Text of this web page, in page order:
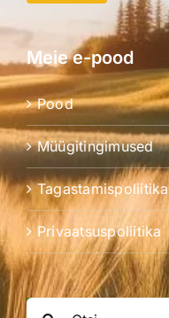
Meie e-pood
Pood
Müügitingimused
Tagastamispoliitika
Privaatsuspoliitika
Search